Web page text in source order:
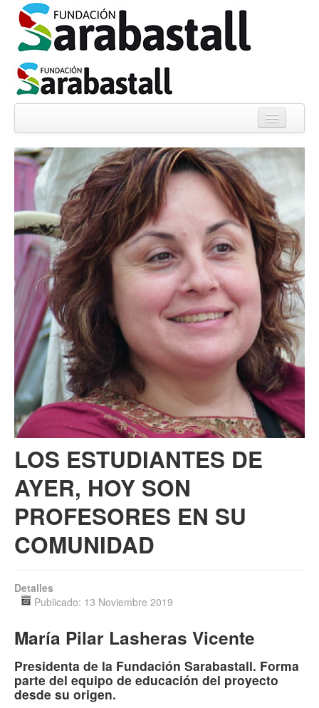
Noticias
Proyectos
Informes
Experiencias
Colabora
Librería solidaria
Multimedia
LOS ESTUDIANTES DE
AYER, HOY SON
PROFESORES EN SU
COMUNIDAD
Detalles
Publicado: 13 Noviembre 2019
María Pilar Lasheras Vicente
Presidenta de la Fundación Sarabastall. Forma
parte del equipo de educación del proyecto
desde su origen.